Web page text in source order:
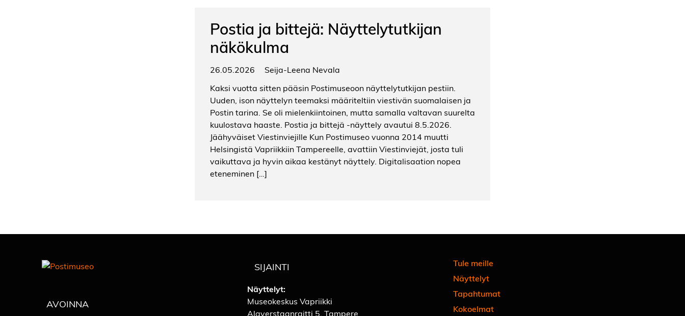
Postia ja bittejä: Näyttelytutkijan
näkökulma
26.05.2026
Seija-Leena Nevala
Kaksi vuotta sitten pääsin Postimuseoon näyttelytutkijan pestiin.
Uuden, ison näyttelyn teemaksi määriteltiin viestivän suomalaisen ja
Postin tarina. Se oli mielenkiintoinen, mutta samalla valtavan suurelta
kuulostava haaste. Postia ja bittejä -näyttely avautui 8.5.2026.
Jäähyväiset Viestinviejille Kun Postimuseo vuonna 2014 muutti
Helsingistä Vapriikkiin Tampereelle, avattiin Viestinviejät, josta tuli
vaikuttava ja hyvin aikaa kestänyt näyttely. Digitalisaation nopea
eteneminen […]
AVOINNA
SIJAINTI
Näyttelyt:
Museokeskus Vapriikki
Alaverstaanraitti 5, Tampere
Tule meille
Näyttelyt
Tapahtumat
Kokoelmat